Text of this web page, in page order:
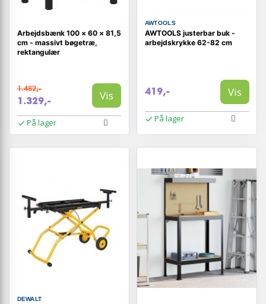
Arbejdsbænk 100 × 60 × 81,5
cm - massivt bøgetræ,
rektangulær
1.482,-
1.329,- Vis
På lager
AWTOOLS
AWTOOLS justerbar buk -
arbejdskrykke 62-82 cm
419,- Vis
På lager
DEWALT